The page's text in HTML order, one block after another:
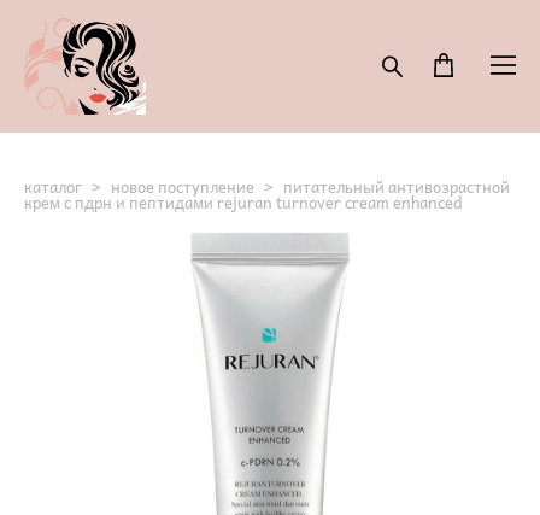
каталог > новое поступление > питательный антивозрастной
крем с пдрн и пептидами rejuran turnover cream enhanced